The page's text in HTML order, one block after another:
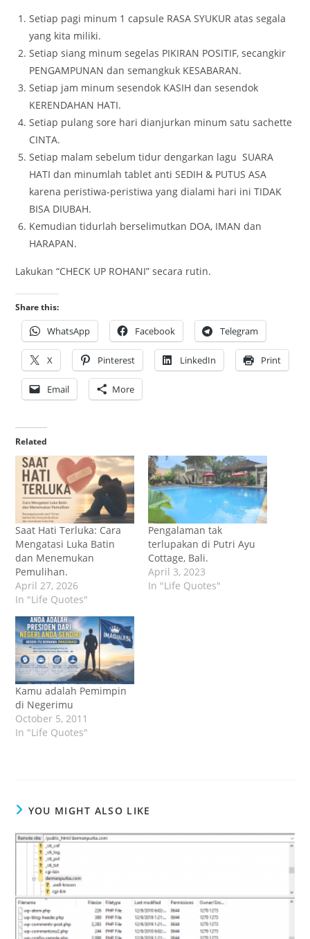
Setiap pagi minum 1 capsule RASA SYUKUR atas segala
yang kita miliki.
Setiap siang minum segelas PIKIRAN POSITIF, secangkir
PENGAMPUNAN dan semangkuk KESABARAN.
Setiap jam minum sesendok KASIH dan sesendok
KERENDAHAN HATI.
Setiap pulang sore hari dianjurkan minum satu sachette
CINTA.
Setiap malam sebelum tidur dengarkan lagu SUARA
HATI dan minumlah tablet anti SEDIH & PUTUS ASA
karena peristiwa-peristiwa yang dialami hari ini TIDAK
BISA DIUBAH.
Kemudian tidurlah berselimutkan DOA, IMAN dan
HARAPAN.
Lakukan “CHECK UP ROHANI” secara rutin.
Share this:
WhatsApp Facebook Telegram
X Pinterest LinkedIn Print
Email More
Related
Saat Hati Terluka: Cara
Mengatasi Luka Batin
dan Menemukan
Pemulihan.
April 27, 2026
In "Life Quotes"
Pengalaman tak
terlupakan di Putri Ayu
Cottage, Bali.
April 3, 2023
In "Life Quotes"
Kamu adalah Pemimpin
di Negerimu
October 5, 2011
In "Life Quotes"
YOU MIGHT ALSO LIKE